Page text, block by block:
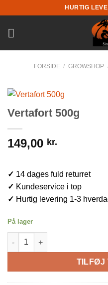
til
indhold
HURTIG
FORSIDE / GROWSHOP
Vertafort 500g
149,00 kr.
✓ 14 dages fuld returret
✓ Kundeservice i top
✓ Hurtig levering 1-3
På lager
Vertafort 500g antal
TILFØJ